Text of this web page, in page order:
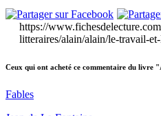
https://
litteraires/alain/alain/le-travail-
Ceux qui ont acheté ce commentaire du livre
Fables